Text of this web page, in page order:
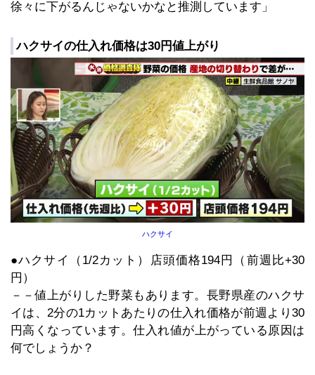
徐々に下がるんじゃないかなと推測しています」
ハクサイの仕入れ価格は30円値上がり
ハクサイ
●ハクサイ（1/2カット）店頭価格194円（前週比+30
円）
－－値上がりした野菜もあります。長野県産のハクサ
イは、2分の1カットあたりの仕入れ価格が前週より30
円高くなっています。仕入れ値が上がっている原因は
何でしょうか？